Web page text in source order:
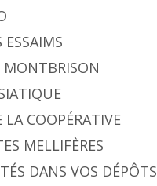
ESSAIMS
MONTBRISON
LA COOPÉRATIVE
MELLIFÈRES
DANS VOS DÉPÔTS